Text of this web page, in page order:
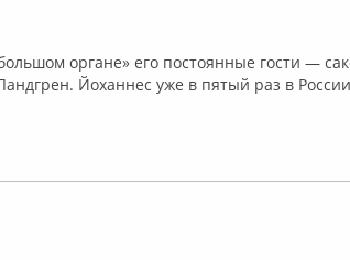
органе» его постоянные гости —
Йоханнес уже в пятый раз в